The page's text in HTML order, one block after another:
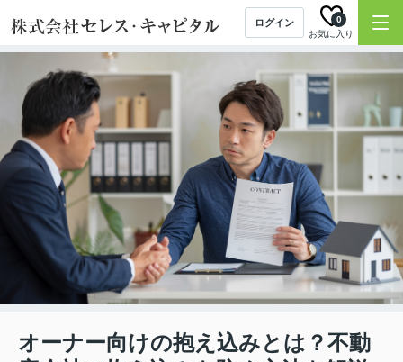
ログイン
お気に入り
0
オーナー向けの抱え込みとは？不動